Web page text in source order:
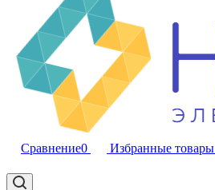
Сравнение0 Избранные товары